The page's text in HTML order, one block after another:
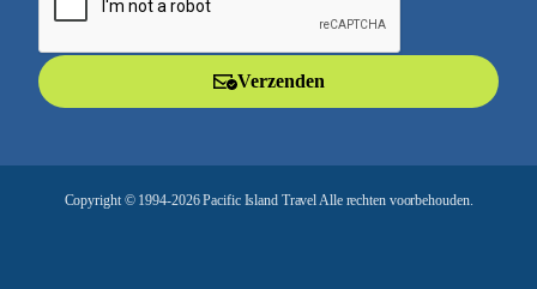
a
Verzenden
Copyright © 1994-2026 Pacific Island Travel Alle rechten voorbehouden.